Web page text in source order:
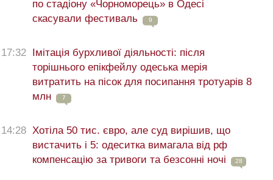
по стадіону «Чорноморець» в Одесі
скасували фестиваль
9
17:32 Імітація бурхливої діяльності: після
торішнього епікфейлу одеська мерія
витратить на пісок для посипання тротуарів 8
млн
7
14:28 Хотіла 50 тис. євро, але суд вирішив, що
вистачить і 5: одеситка вимагала від рф
компенсацію за тривоги та безсонні ночі
28